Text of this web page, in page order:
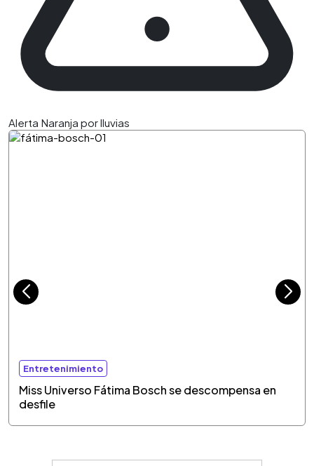
Alerta Naranja por lluvias
Entretenimiento
Miss Universo Fátima Bosch se descompensa en
desfile